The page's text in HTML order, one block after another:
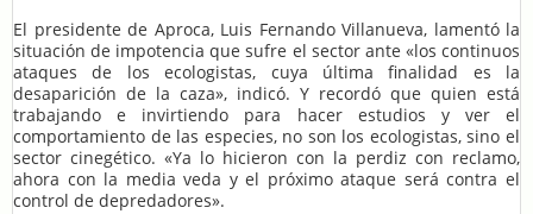
El presidente de Aproca, Luis Fernando Villanueva, lamentó la
situación de impotencia que sufre el sector ante «los continuos
ataques de los ecologistas, cuya última finalidad es la
desaparición de la caza», indicó. Y recordó que quien está
trabajando e invirtiendo para hacer estudios y ver el
comportamiento de las especies, no son los ecologistas, sino el
sector cinegético. «Ya lo hicieron con la perdiz con reclamo,
ahora con la media veda y el próximo ataque será contra el
control de depredadores».